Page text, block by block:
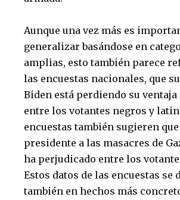
Aunque una vez más es
generalizar basándose en
amplias, esto también parece
las encuestas nacionales, que
Biden está perdiendo su
entre los votantes negros y
encuestas también sugieren
presidente a las masacres de
ha perjudicado entre los
Estos datos de las encuestas se
también en hechos más